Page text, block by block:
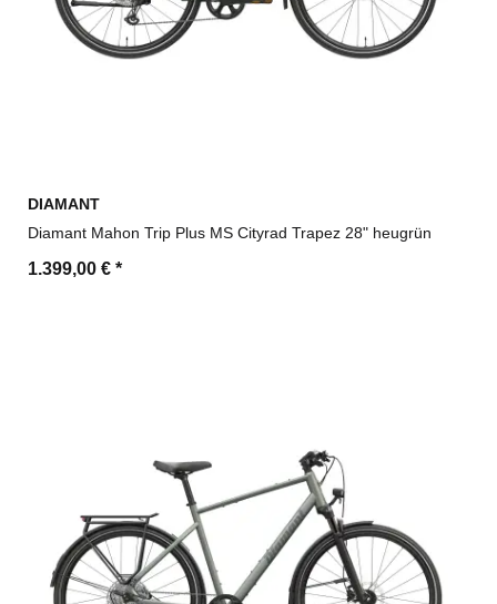
DIAMANT
Diamant Mahon Trip Plus MS Cityrad Trapez 28" heugrün
1.399,00 € *